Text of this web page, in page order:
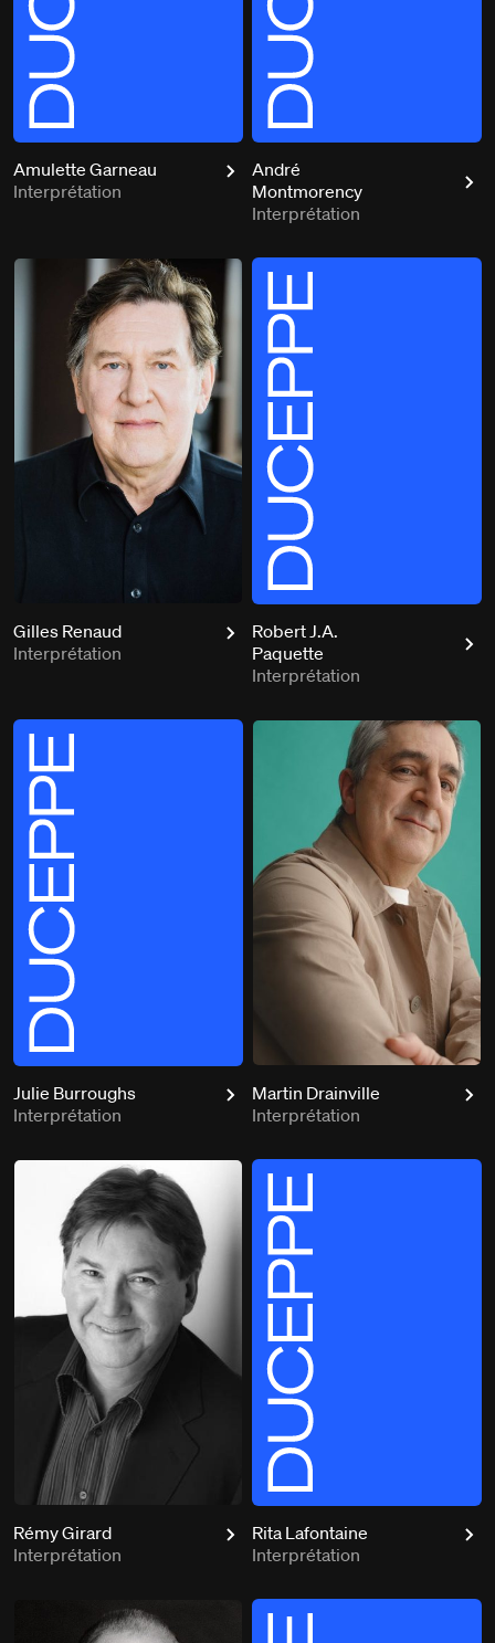
Amulette Garneau
Interprétation
André
Montmorency
Interprétation
Gilles Renaud
Interprétation
Robert J.A.
Paquette
Interprétation
Julie Burroughs
Interprétation
Martin Drainville
Interprétation
Rémy Girard
Interprétation
Rita Lafontaine
Interprétation